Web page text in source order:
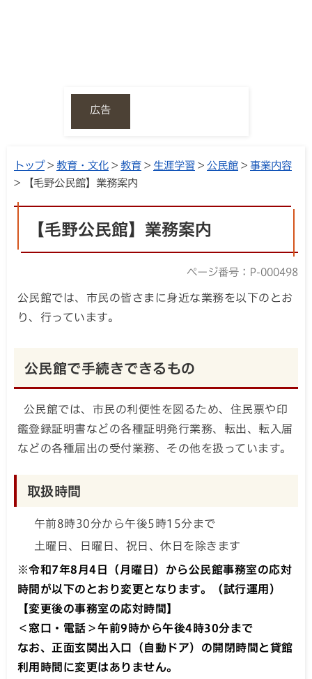
広告
トップ> 教育・文化 > 教育 > 生涯学習 > 公民館 > 事業内容
> 【毛野公民館】業務案内
【毛野公民館】業務案内
ページ番号：P-000498
公民館では、市民の皆さまに身近な業務を以下のとお
り、行っています。
公民館で手続きできるもの
公民館では、市民の利便性を図るため、住民票や印
鑑登録証明書などの各種証明発行業務、転出、転入届
などの各種届出の受付業務、その他を扱っています。
取扱時間
午前8時30分から午後5時15分まで
土曜日、日曜日、祝日、休日を除きます
※令和7年8月4日（月曜日）から公民館事務室の応対
時間が以下のとおり変更となります。（試行運用）
【変更後の事務室の応対時間】
＜窓口・電話＞午前9時から午後4時30分まで
なお、正面玄関出入口（自動ドア）の開閉時間と貸館
利用時間に変更はありません。